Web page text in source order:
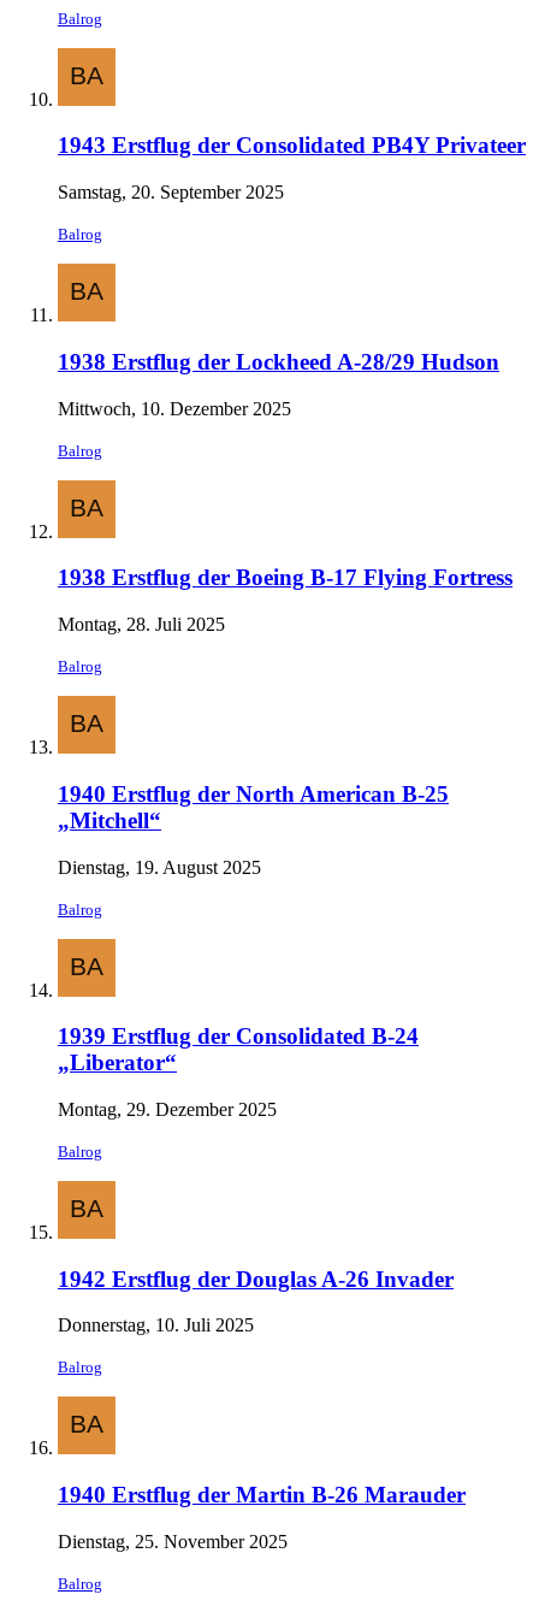
Balrog
1943 Erstflug der Consolidated PB4Y Privateer
Samstag, 20. September 2025
Balrog
1938 Erstflug der Lockheed A-28/29 Hudson
Mittwoch, 10. Dezember 2025
Balrog
1938 Erstflug der Boeing B-17 Flying Fortress
Montag, 28. Juli 2025
Balrog
1940 Erstflug der North American B-25
„Mitchell“
Dienstag, 19. August 2025
Balrog
1939 Erstflug der Consolidated B-24
„Liberator“
Montag, 29. Dezember 2025
Balrog
1942 Erstflug der Douglas A-26 Invader
Donnerstag, 10. Juli 2025
Balrog
1940 Erstflug der Martin B-26 Marauder
Dienstag, 25. November 2025
Balrog